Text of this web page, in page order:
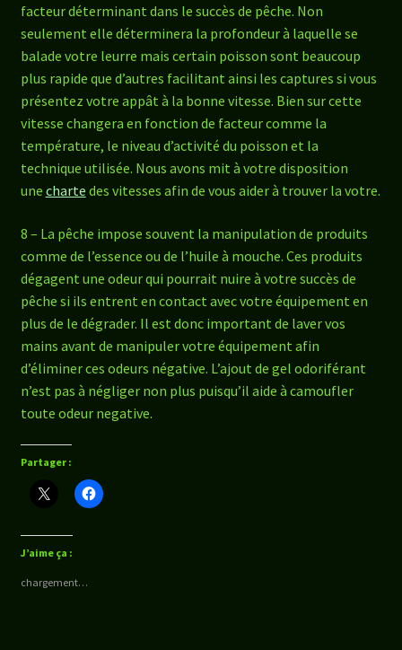
facteur déterminant dans le succès de pêche. Non
seulement elle déterminera la profondeur à laquelle se
balade votre leurre mais certain poisson sont beaucoup
plus rapide que d’autres facilitant ainsi les captures si vous
présentez votre appât à la bonne vitesse. Bien sur cette
vitesse changera en fonction de facteur comme la
température, le niveau d’activité du poisson et la
technique utilisée. Nous avons mit à votre disposition
une charte des vitesses afin de vous aider à trouver la votre.
8 – La pêche impose souvent la manipulation de produits
comme de l’essence ou de l’huile à mouche. Ces produits
dégagent une odeur qui pourrait nuire à votre succès de
pêche si ils entrent en contact avec votre équipement en
plus de le dégrader. Il est donc important de laver vos
mains avant de manipuler votre équipement afin
d’éliminer ces odeurs négative. L’ajout de gel odoriférant
n’est pas à négliger non plus puisqu’il aide à camoufler
toute odeur negative.
Partager :
J’aime ça :
chargement…